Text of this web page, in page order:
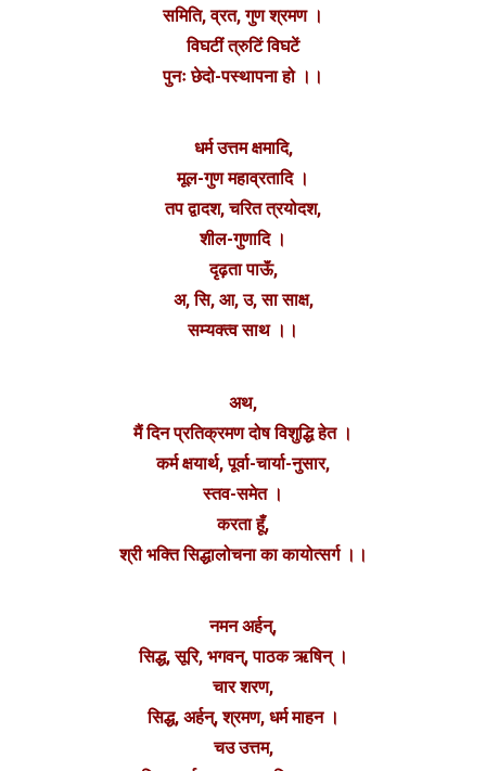
समिति, व्रत, गुण श्रमण ।
विघटीं त्रुटिं विघटें
पुनः छेदो-पस्थापना हो ।।
धर्म उत्तम क्षमादि,
मूल-गुण महाव्रतादि ।
तप द्वादश, चरित त्रयोदश,
शील-गुणादि ।
दृढ़ता पाऊॅं,
अ, सि, आ, उ, सा साक्ष,
सम्यक्त्व साथ ।।
अथ,
मैं दिन प्रतिक्रमण दोष विशुद्धि हेत ।
कर्म क्षयार्थ, पूर्वा-चार्या-नुसार,
स्तव-समेत ।
करता हूँ,
श्री भक्ति सिद्धालोचना का कायोत्सर्ग ।।
नमन अर्हन्,
सिद्ध, सूरि, भगवन्, पाठक ऋषिन् ।
चार शरण,
सिद्ध, अर्हन्, श्रमण, धर्म माहन ।
चउ उत्तम,